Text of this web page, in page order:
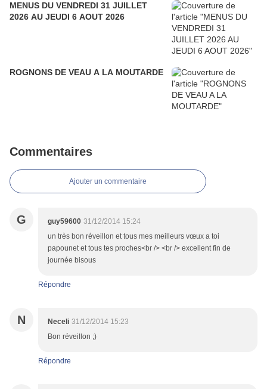
MENUS DU VENDREDI 31 JUILLET
2026 AU JEUDI 6 AOUT 2026
ROGNONS DE VEAU A LA MOUTARDE
Commentaires
Ajouter un commentaire
G guy59600 31/12/2014 15:24
un très bon réveillon et tous mes meilleurs vœux a toi
papounet et tous tes proches<br /> <br /> excellent fin de
journée bisous
Répondre
N Neceli 31/12/2014 15:23
Bon réveillon ;)
Répondre